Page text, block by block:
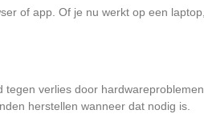
of app. Of je nu werkt op een laptop,
tegen verlies door hardwareproblemen
herstellen wanneer dat nodig is.